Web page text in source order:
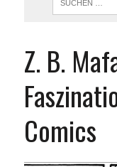
Z. B.
Comics